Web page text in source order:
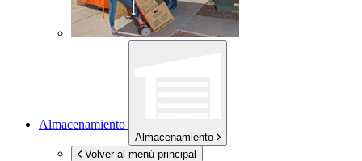
Almacenamiento
Almacenamiento
Volver al menú principal